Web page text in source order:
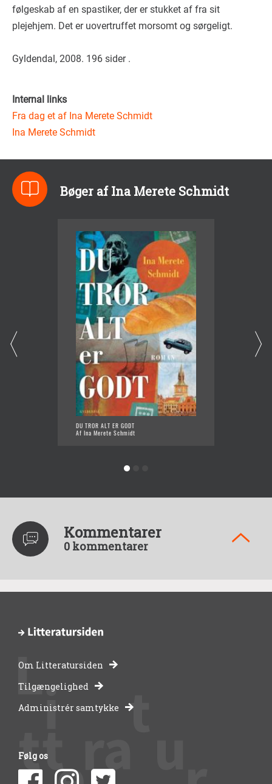
følgeskab af en spastiker, der er stukket af fra sit
plejehjem. Det er uovertruffet morsomt og sørgeligt.
Gyldendal, 2008. 196 sider .
Internal links
Fra dag et af Ina Merete Schmidt
Ina Merete Schmidt
Bøger af Ina Merete Schmidt
DU TROR ALT ER GODT
Af Ina Merete Schmidt
Kommentarer
0 kommentarer
-
bibliotekernes
side
Om Litteratursiden
Tilgængelighed
Administrér samtykke
Følg os